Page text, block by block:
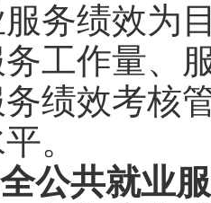
务绩效为
工作量、
绩效考核
。
公共就业